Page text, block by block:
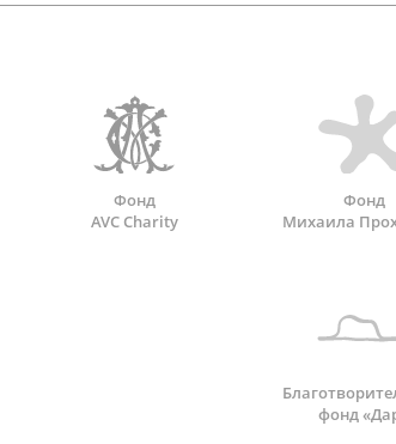
Фонд
AVC Charity
Фонд
Михаила
фонд